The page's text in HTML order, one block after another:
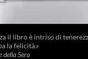
il libro è intriso di
la felicità.»
della Sera